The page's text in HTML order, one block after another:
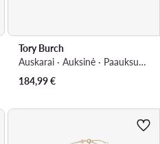
Tory Burch
Auskarai · Auksinė · Paauksuotas žalvaris
184,99€